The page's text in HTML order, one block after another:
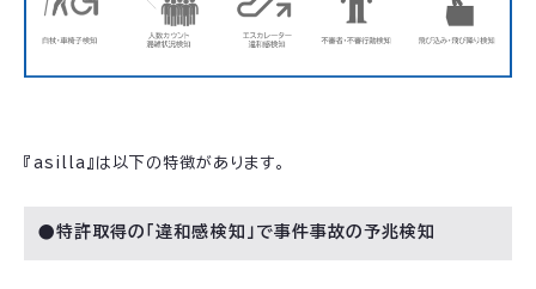
『asilla』は以下の特徴があります。
●特許取得の「違和感検知」で事件事故の予兆検知